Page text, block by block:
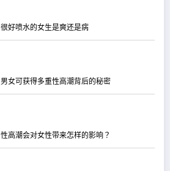
很好喷水的女生是爽还是病
男女可获得多重性高潮背后的秘密
性高潮会对女性带来怎样的影响？